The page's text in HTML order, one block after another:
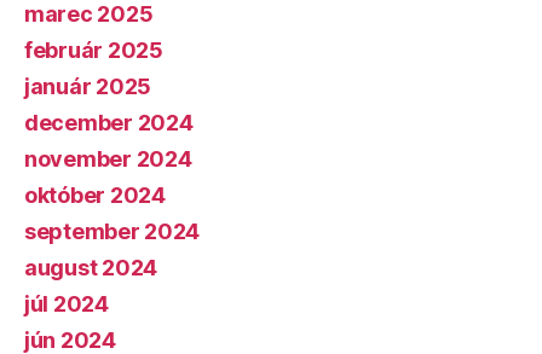
marec 2025
február 2025
január 2025
december 2024
november 2024
október 2024
september 2024
august 2024
júl 2024
jún 2024